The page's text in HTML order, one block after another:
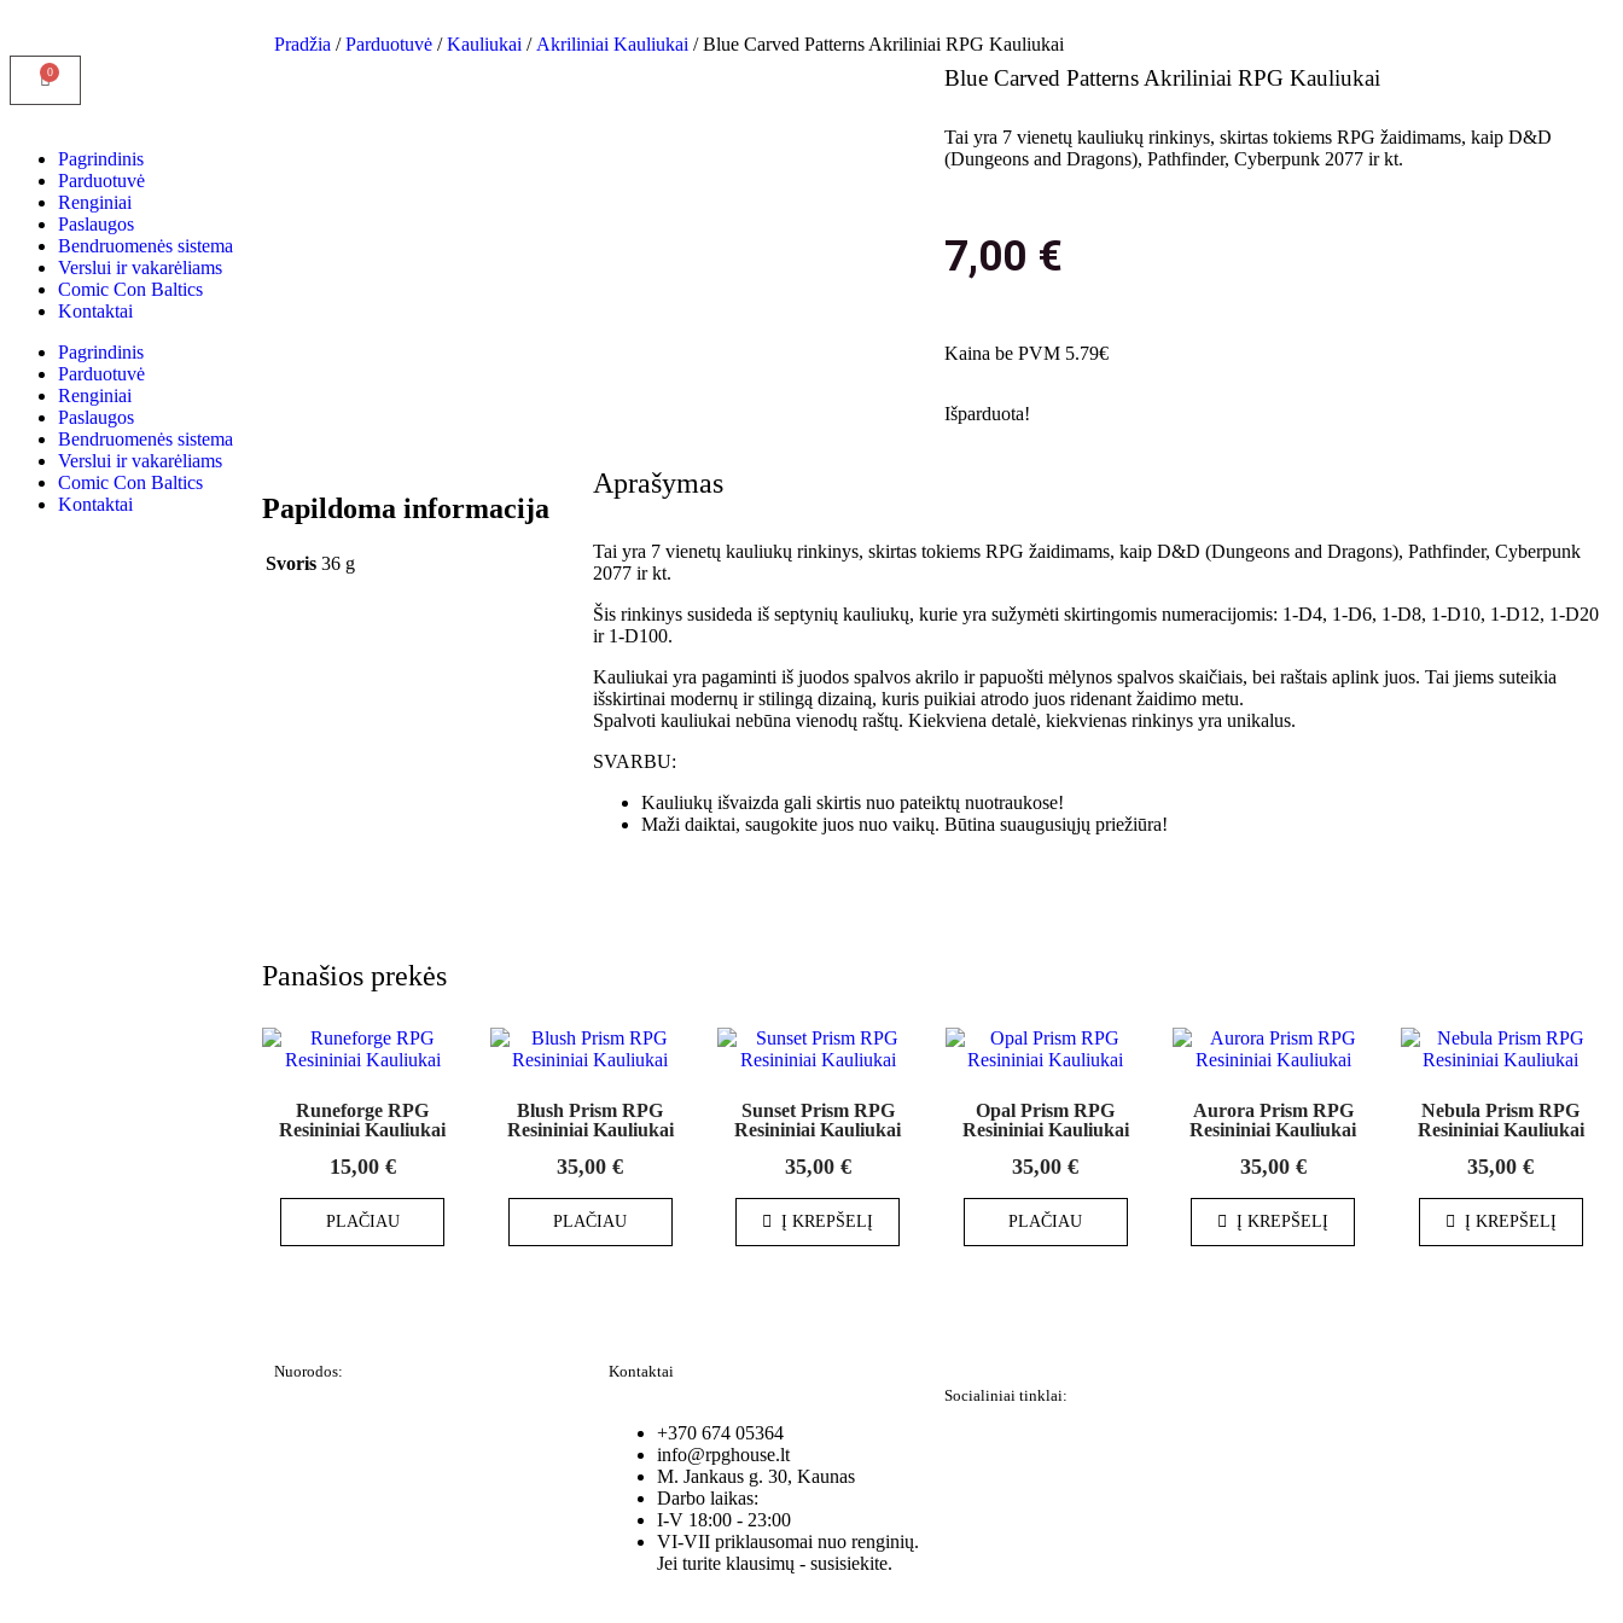
Pagrindinis
Parduotuvė
Renginiai
Paslaugos
Bendruomenės sistema
Verslui ir vakarėliams
Comic Con Baltics
Kontaktai
Pagrindinis
Parduotuvė
Renginiai
Paslaugos
Bendruomenės sistema
Verslui ir vakarėliams
Comic Con Baltics
Kontaktai
Pradžia /Parduotuvė /Kauliukai / Akriliniai Kauliukai / Blue Carved Patterns Akriliniai RPG Kauliukai
Blue Carved Patterns Akriliniai RPG Kauliukai
Tai yra 7 vienetų kauliukų rinkinys, skirtas tokiems RPG žaidimams, kaip D&D
(Dungeons and Dragons), Pathfinder, Cyberpunk 2077 ir kt.
7,00 €
Kaina be PVM 5.79€
Išparduota!
Papildoma informacija
Svoris 36 g
Aprašymas
Tai yra 7 vienetų kauliukų rinkinys, skirtas tokiems RPG žaidimams, kaip D&D (Dungeons and Dragons), Pathfinder, Cyberpunk
2077 ir kt.
Šis rinkinys susideda iš septynių kauliukų, kurie yra sužymėti skirtingomis numeracijomis: 1-D4, 1-D6, 1-D8, 1-D10, 1-D12, 1-D20
ir 1-D100.
Kauliukai yra pagaminti iš juodos spalvos akrilo ir papuošti mėlynos spalvos skaičiais, bei raštais aplink juos. Tai jiems suteikia
išskirtinai modernų ir stilingą dizainą, kuris puikiai atrodo juos ridenant žaidimo metu.
Spalvoti kauliukai nebūna vienodų raštų. Kiekviena detalė, kiekvienas rinkinys yra unikalus.
SVARBU:
Kauliukų išvaizda gali skirtis nuo pateiktų nuotraukose!
Maži daiktai, saugokite juos nuo vaikų. Būtina suaugusiųjų priežiūra!
Panašios prekės
Runeforge RPG
Resininiai Kauliukai
15,00 €
PLAČIAU
Blush Prism RPG
Resininiai Kauliukai
35,00€
PLAČIAU
Sunset Prism RPG
Resininiai Kauliukai
35,00 €
Į KREPŠELĮ
Opal Prism RPG
Resininiai Kauliukai
35,00€
PLAČIAU
Aurora Prism RPG
Resininiai Kauliukai
35,00 €
Į KREPŠELĮ
Nebula Prism RPG
Resininiai Kauliukai
35,00€
Į KREPŠELĮ
Nuorodos: Kontaktai
+370 674 05364
info@rpghouse.lt
M. Jankaus g. 30, Kaunas
Darbo laikas:
I-V 18:00 - 23:00
VI-VII priklausomai nuo renginių.
Jei turite klausimų - susisiekite.
Socialiniai tinklai: